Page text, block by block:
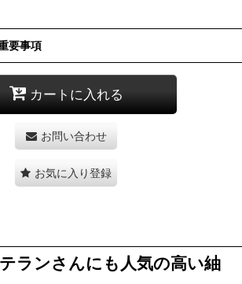
要事項
カートに入れる
お問い合わせ
お気に入り登録
ランさんにも人気の高い紬